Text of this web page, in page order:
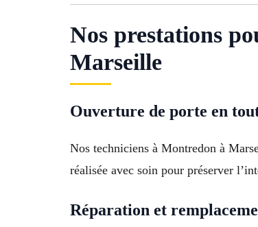
Nos prestations
Marseille
Ouverture de porte en
Nos techniciens à Montredon à
réalisée avec soin pour préserver
Réparation et